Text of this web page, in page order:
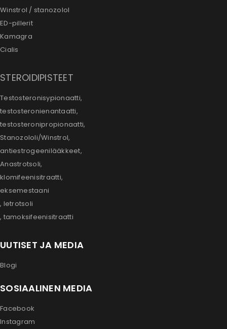
Winstrol / stanozolol
ED-pillerit
Kamagra
Cialis
STEROIDIPISTEET
Testosteronisypionaatti,
testosteronienantaatti,
testosteronipropionaatti,
Stanozololi/Winstrol,
antiestrogeenilääkkeet,
Anastrotsoli,
klomifeenisitraatti,
eksemestaani
, letrotsoli
, tamoksifeenisitraatti
UUTISET JA MEDIA
Blogi
SOSIAALINEN MEDIA
Facebook
Instagram